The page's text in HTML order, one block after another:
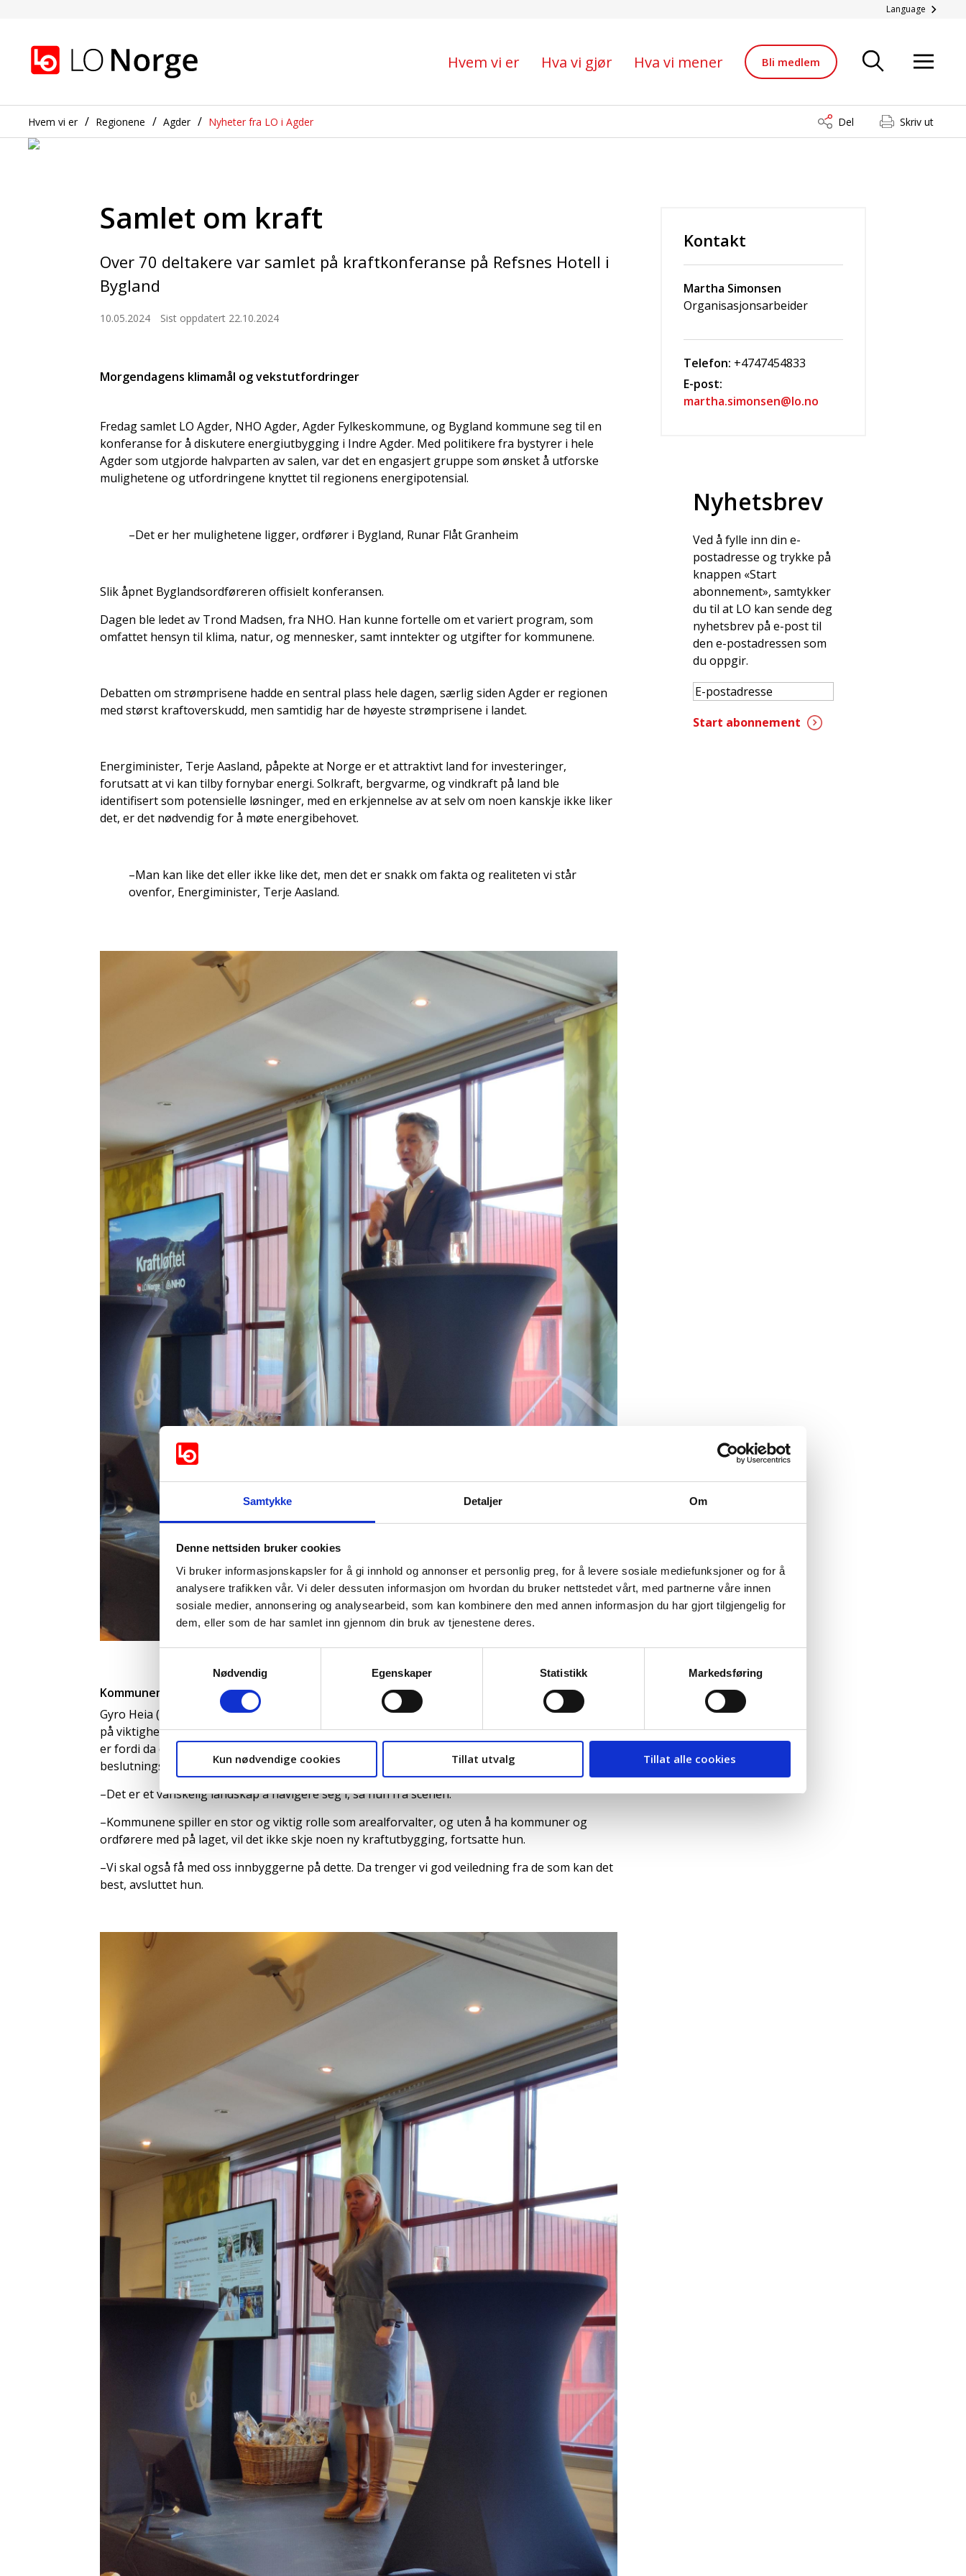
Samtykke Detaljer Om
Denne nettsiden bruker cookies
Vi bruker informasjonskapsler for å gi innhold og annonser et personlig preg, for å levere sosiale mediefunksjoner og for å
analysere trafikken vår. Vi deler dessuten informasjon om hvordan du bruker nettstedet vårt, med partnerne våre innen
sosiale medier, annonsering og analysearbeid, som kan kombinere den med annen informasjon du har gjort tilgjengelig for
dem, eller som de har samlet inn gjennom din bruk av tjenestene deres.
Nødvendig
Egenskaper Statistikk Markedsføring
Kun nødvendige cookies Tillat utvalg Tillat alle cookies
Language
Hvem vi er Hva vi gjør Hva vi mener Bli medlem
Hvem vi er Regionene Agder Nyheter fra LO i Agder Del Skriv ut
Samlet om kraft
Over 70 deltakere var samlet på kraftkonferanse på Refsnes Hotell i
Bygland
10.05.2024 Sist oppdatert 22.10.2024
Morgendagens klimamål og vekstutfordringer
Fredag samlet LO Agder, NHO Agder, Agder Fylkeskommune, og Bygland kommune seg til en
konferanse for å diskutere energiutbygging i Indre Agder. Med politikere fra bystyrer i hele
Agder som utgjorde halvparten av salen, var det en engasjert gruppe som ønsket å utforske
mulighetene og utfordringene knyttet til regionens energipotensial.
–Det er her mulighetene ligger, ordfører i Bygland, Runar Flåt Granheim
Slik åpnet Byglandsordføreren offisielt konferansen.
Dagen ble ledet av Trond Madsen, fra NHO. Han kunne fortelle om et variert program, som
omfattet hensyn til klima, natur, og mennesker, samt inntekter og utgifter for kommunene.
Debatten om strømprisene hadde en sentral plass hele dagen, særlig siden Agder er regionen
med størst kraftoverskudd, men samtidig har de høyeste strømprisene i landet.
Energiminister, Terje Aasland, påpekte at Norge er et attraktivt land for investeringer,
forutsatt at vi kan tilby fornybar energi. Solkraft, bergvarme, og vindkraft på land ble
identifisert som potensielle løsninger, med en erkjennelse av at selv om noen kanskje ikke liker
det, er det nødvendig for å møte energibehovet.
–Man kan like det eller ikke like det, men det er snakk om fakta og realiteten vi står
ovenfor, Energiminister, Terje Aasland.
Kommunenes roller og utfordringer
Gyro Heia (Sp), tidligere ordfører i Birkenes kommune og medlem av Energikommisjonen, pekte
på viktigheten av å få til et nasjonalt kompetansesenter for utvikling av fornybar energi. Dette
er fordi da dette er kunnskap politikerne ofte ikke sitter med selv, og kan være vanskelig for
beslutningstakerne.
–Det er et vanskelig landskap å navigere seg i, sa hun fra scenen.
–Kommunene spiller en stor og viktig rolle som arealforvalter, og uten å ha kommuner og
ordførere med på laget, vil det ikke skje noen ny kraftutbygging, fortsatte hun.
–Vi skal også få med oss innbyggerne på dette. Da trenger vi god veiledning fra de som kan det
best, avsluttet hun.
Kontakt
Martha Simonsen
Organisasjonsarbeider
Telefon: +4747454833
E-post:
martha.simonsen@lo.no
Nyhetsbrev
Ved å fylle inn din e-
postadresse og trykke på
knappen «Start
abonnement», samtykker
du til at LO kan sende deg
nyhetsbrev på e-post til
den e-postadressen som
du oppgir.